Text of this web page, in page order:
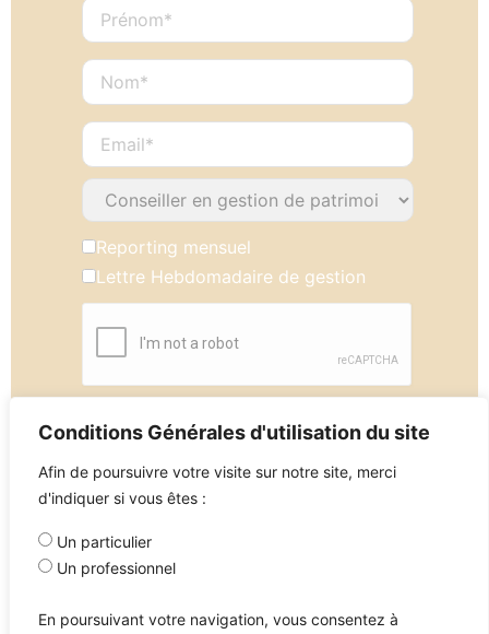
Conditions Générales d'utilisation du site
Afin de poursuivre votre visite sur notre site, merci
d'indiquer si vous êtes :
Un particulier
Un professionnel
En poursuivant votre navigation, vous consentez à
Reporting mensuel
Lettre Hebdomadaire de gestion